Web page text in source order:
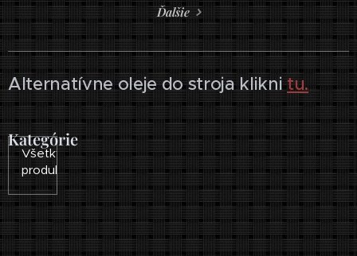
Ďalšie
Alternatívne oleje do stroja kliknitu.
Kategórie
Všetky
produkty